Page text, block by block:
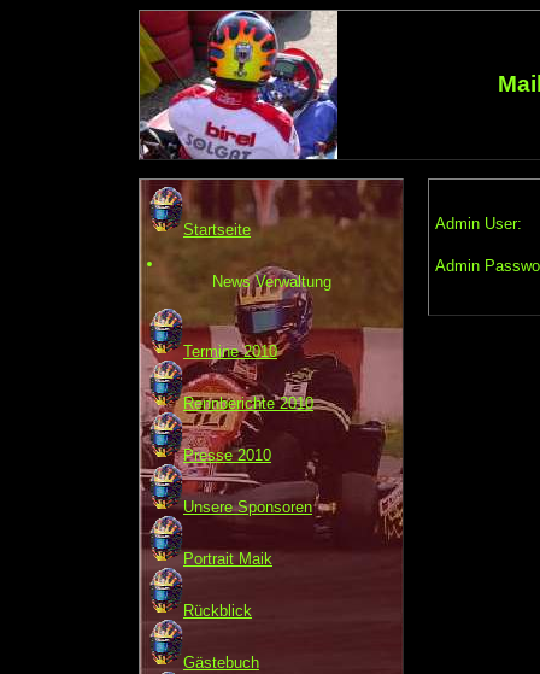
Startseite
News Verwaltung
Termine 2010
Rennberichte 2010
Presse 2010
Unsere Sponsoren
Portrait Maik
Rückblick
Gästebuch
Admin User:
Admin